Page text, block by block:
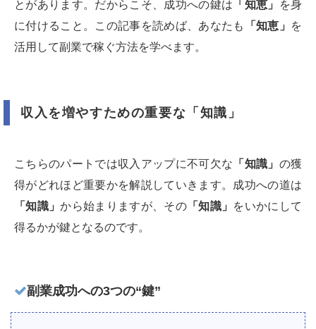
とがあります。だからこそ、成功への鍵は 「知恵」
を身
に付けること。この記事を読めば、あなたも
「知恵」
を
活用して副業で稼ぐ方法を学べます。
収入を増やすための重要な「知識」
こちらのパートでは収入アップに不可欠な 「知識」 の獲
得がどれほど重要かを解説していきます。成功への道は
「知識」から始まりますが、その 「知識」 をいかにして
得るかが鍵となるのです。
副業成功への3つの“鍵”